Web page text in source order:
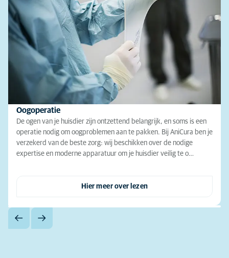
Oogoperatie
De ogen van je huisdier zijn ontzettend belangrijk, en soms is een
operatie nodig om oogproblemen aan te pakken. Bij AniCura ben je
verzekerd van de beste zorg: wij beschikken over de nodige
expertise en moderne apparatuur om je huisdier veilig te o…
Hier meer over lezen